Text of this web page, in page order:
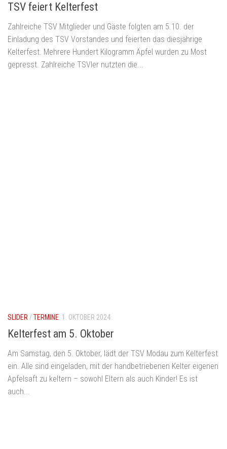
TSV feiert Kelterfest
Zahlreiche TSV Mitglieder und Gäste folgten am 5.10. der
Einladung des TSV Vorstandes und feierten das diesjährige
Kelterfest. Mehrere Hundert Kilogramm Äpfel wurden zu Most
gepresst. Zahlreiche TSVler nutzten die...
SLIDER /TERMINE 1. OKTOBER 2024
Kelterfest am 5. Oktober
Am Samstag, den 5. Oktober, lädt der TSV Modau zum Kelterfest
ein. Alle sind eingeladen, mit der handbetriebenen Kelter eigenen
Apfelsaft zu keltern – sowohl Eltern als auch Kinder! Es ist
auch...